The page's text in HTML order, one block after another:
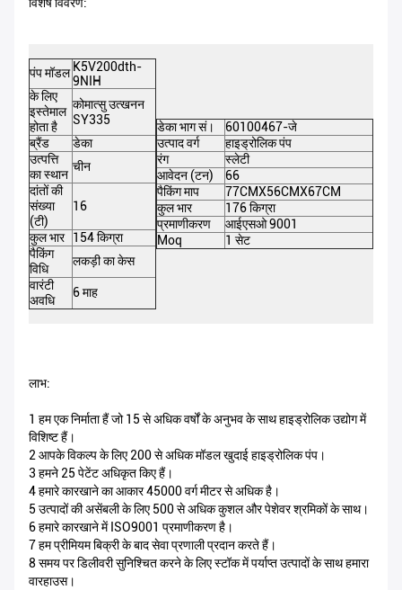
विशेष विवरण:
पंप मॉडल K5V200dth-
9NIH
के लिए
इस्तेमाल
होता है
कोमात्सु उत्खनन
SY335
ब्रैंड
डेका
उत्पत्ति
का स्थान
चीन
दांतों की
संख्या
(टी)
16
कुल भार
154 किग्रा
पैकिंग
विधि
लकड़ी का केस
वारंटी
अवधि
6 माह
डेका भाग सं।
60100467-जे
उत्पाद वर्ग
हाइड्रोलिक पंप
रंग
स्लेटी
आवेदन (टन)
66
पैकिंग माप
77CMX56CMX67CM
कुल भार
176 किग्रा
प्रमाणीकरण
आईएसओ 9001
Moq
1 सेट
लाभ:
1 हम एक निर्माता हैं जो 15 से अधिक वर्षों के अनुभव के साथ हाइड्रोलिक उद्योग में
विशिष्ट हैं।
2 आपके विकल्प के लिए 200 से अधिक मॉडल खुदाई हाइड्रोलिक पंप।
3 हमने 25 पेटेंट अधिकृत किए हैं।
4 हमारे कारखाने का आकार 45000 वर्ग मीटर से अधिक है।
5 उत्पादों की असेंबली के लिए 500 से अधिक कुशल और पेशेवर श्रमिकों के साथ।
6 हमारे कारखाने में ISO9001 प्रमाणीकरण है।
7 हम प्रीमियम बिक्री के बाद सेवा प्रणाली प्रदान करते हैं।
8 समय पर डिलीवरी सुनिश्चित करने के लिए स्टॉक में पर्याप्त उत्पादों के साथ हमारा
वारहाउस।